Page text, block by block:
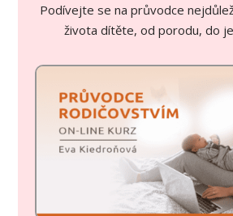
Podívejte se na průvodce
života dítěte, od porodu, do